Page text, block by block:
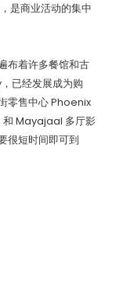
是商业活动的集中
布着许多餐馆和古
已经发展成为购
零售中心 Phoenix
和 Mayajaal 多厅影
很短时间即可到